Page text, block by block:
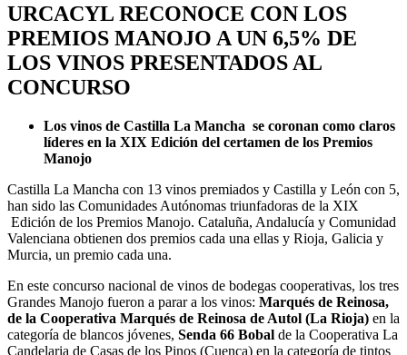
URCACYL RECONOCE CON LOS
PREMIOS MANOJO A UN 6,5% DE
LOS VINOS PRESENTADOS AL
CONCURSO
Los vinos de Castilla La Mancha se coronan como claros
líderes en la XIX Edición del certamen de los Premios
Manojo
Castilla La Mancha con 13 vinos premiados y Castilla y León con 5,
han sido las Comunidades Autónomas triunfadoras de la XIX
Edición de los Premios Manojo. Cataluña, Andalucía y Comunidad
Valenciana obtienen dos premios cada una ellas y Rioja, Galicia y
Murcia, un premio cada una.
En este concurso nacional de vinos de bodegas cooperativas, los tres
Grandes Manojo fueron a parar a los vinos: Marqués de Reinosa,
de la Cooperativa Marqués de Reinosa de Autol (La Rioja) en la
categoría de blancos jóvenes, Senda 66 Bobal de la Cooperativa La
Candelaria de Casas de los Pinos (Cuenca) en la categoría de tintos